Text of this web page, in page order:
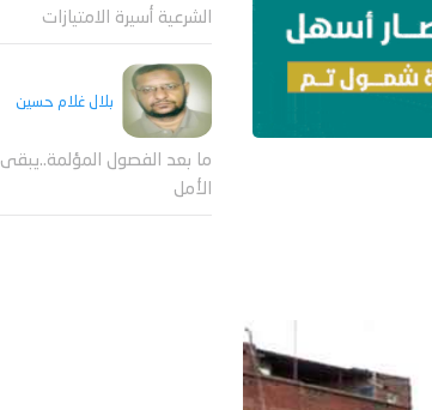
الشرعية أسيرة الامتيازات
بلال غلام حسين
ما بعد الفصول المؤلمة..يبقى
الأمل